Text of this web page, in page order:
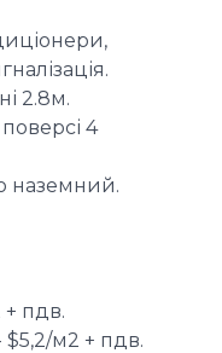
2.8м.
4
наземний.
пдв.
$5,2/м2 + пдв.